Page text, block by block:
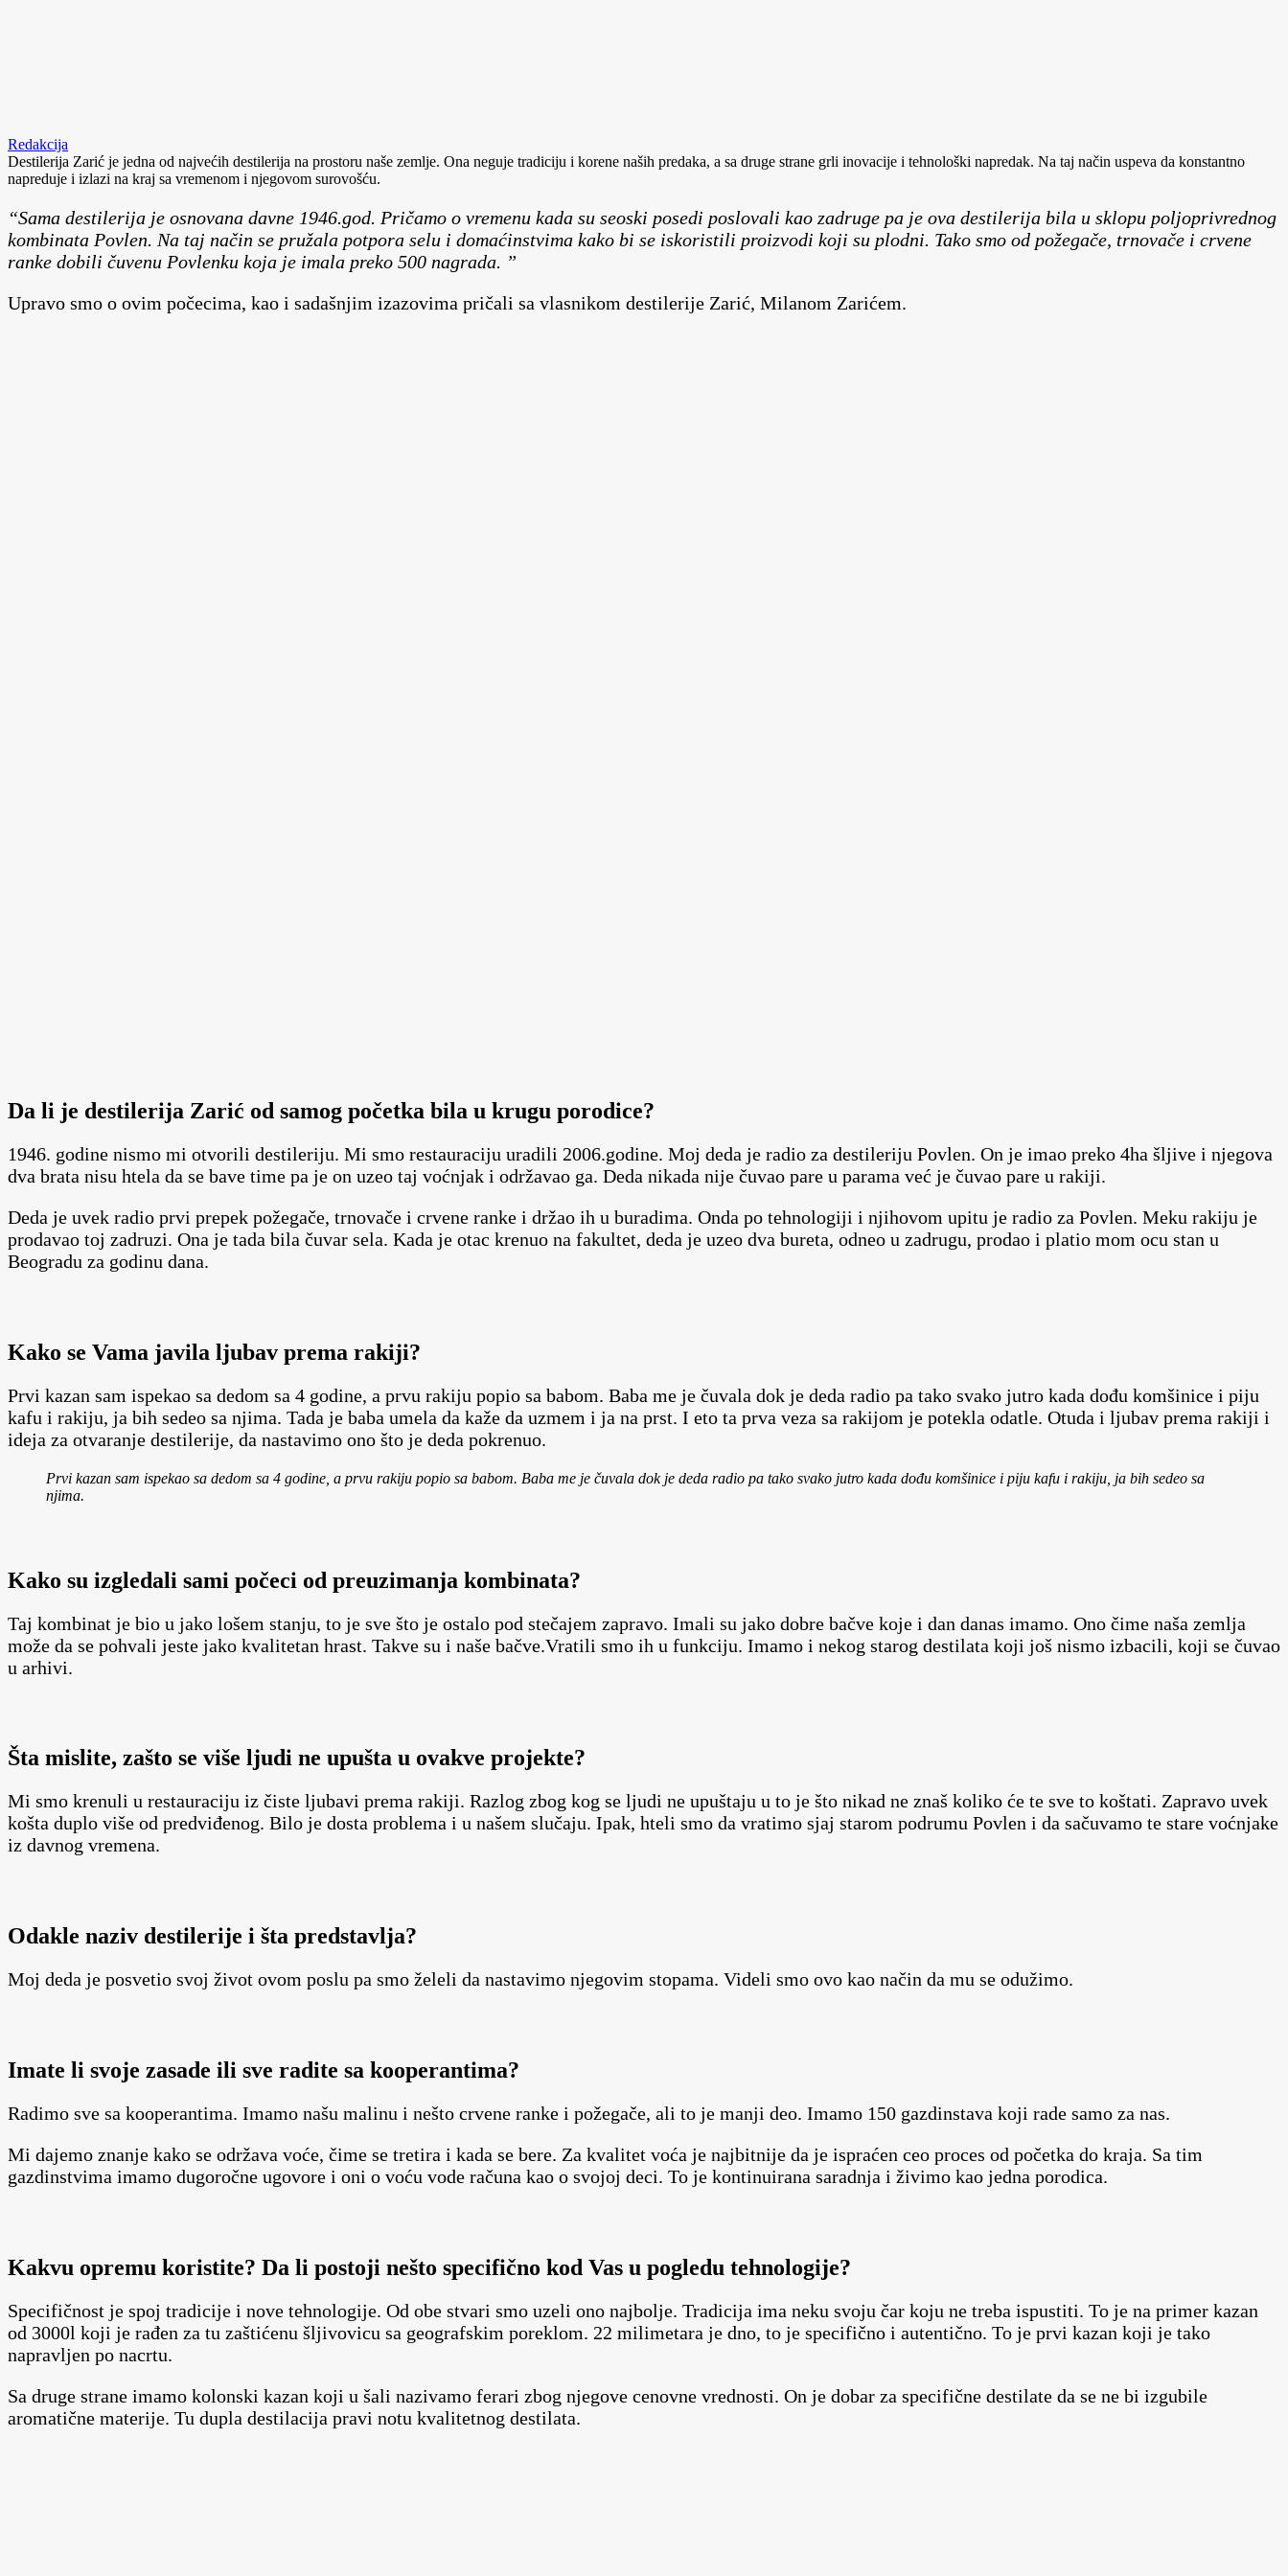
Redakcija
Destilerija Zarić je jedna od najvećih destilerija na prostoru naše zemlje. Ona neguje tradiciju i korene naših predaka, a sa druge strane grli inovacije i tehnološki napredak. Na taj način uspeva da konstantno
napreduje i izlazi na kraj sa vremenom i njegovom surovošću.
“Sama destilerija je osnovana davne 1946.god. Pričamo o vremenu kada su seoski posedi poslovali kao zadruge pa je ova destilerija bila u sklopu poljoprivrednog
kombinata Povlen. Na taj način se pružala potpora selu i domaćinstvima kako bi se iskoristili proizvodi koji su plodni. Tako smo od požegače, trnovače i crvene
ranke dobili čuvenu Povlenku koja je imala preko 500 nagrada. ”
Upravo smo o ovim počecima, kao i sadašnjim izazovima pričali sa vlasnikom destilerije Zarić, Milanom Zarićem.
Da li je destilerija Zarić od samog početka bila u krugu porodice?
1946. godine nismo mi otvorili destileriju. Mi smo restauraciju uradili 2006.godine. Moj deda je radio za destileriju Povlen. On je imao preko 4ha šljive i njegova
dva brata nisu htela da se bave time pa je on uzeo taj voćnjak i održavao ga. Deda nikada nije čuvao pare u parama već je čuvao pare u rakiji.
Deda je uvek radio prvi prepek požegače, trnovače i crvene ranke i držao ih u buradima. Onda po tehnologiji i njihovom upitu je radio za Povlen. Meku rakiju je
prodavao toj zadruzi. Ona je tada bila čuvar sela. Kada je otac krenuo na fakultet, deda je uzeo dva bureta, odneo u zadrugu, prodao i platio mom ocu stan u
Beogradu za godinu dana.
Kako se Vama javila ljubav prema rakiji?
Prvi kazan sam ispekao sa dedom sa 4 godine, a prvu rakiju popio sa babom. Baba me je čuvala dok je deda radio pa tako svako jutro kada dođu komšinice i piju
kafu i rakiju, ja bih sedeo sa njima. Tada je baba umela da kaže da uzmem i ja na prst. I eto ta prva veza sa rakijom je potekla odatle. Otuda i ljubav prema rakiji i
ideja za otvaranje destilerije, da nastavimo ono što je deda pokrenuo.
Prvi kazan sam ispekao sa dedom sa 4 godine, a prvu rakiju popio sa babom. Baba me je čuvala dok je deda radio pa tako svako jutro kada dođu komšinice i piju kafu i rakiju, ja bih sedeo sa
njima.
Kako su izgledali sami počeci od preuzimanja kombinata?
Taj kombinat je bio u jako lošem stanju, to je sve što je ostalo pod stečajem zapravo. Imali su jako dobre bačve koje i dan danas imamo. Ono čime naša zemlja
može da se pohvali jeste jako kvalitetan hrast. Takve su i naše bačve.Vratili smo ih u funkciju. Imamo i nekog starog destilata koji još nismo izbacili, koji se čuvao
u arhivi.
Šta mislite, zašto se više ljudi ne upušta u ovakve projekte?
Mi smo krenuli u restauraciju iz čiste ljubavi prema rakiji. Razlog zbog kog se ljudi ne upuštaju u to je što nikad ne znaš koliko će te sve to koštati. Zapravo uvek
košta duplo više od predviđenog. Bilo je dosta problema i u našem slučaju. Ipak, hteli smo da vratimo sjaj starom podrumu Povlen i da sačuvamo te stare voćnjake
iz davnog vremena.
Odakle naziv destilerije i šta predstavlja?
Moj deda je posvetio svoj život ovom poslu pa smo želeli da nastavimo njegovim stopama. Videli smo ovo kao način da mu se odužimo.
Imate li svoje zasade ili sve radite sa kooperantima?
Radimo sve sa kooperantima. Imamo našu malinu i nešto crvene ranke i požegače, ali to je manji deo. Imamo 150 gazdinstava koji rade samo za nas.
Mi dajemo znanje kako se održava voće, čime se tretira i kada se bere. Za kvalitet voća je najbitnije da je ispraćen ceo proces od početka do kraja. Sa tim
gazdinstvima imamo dugoročne ugovore i oni o voću vode računa kao o svojoj deci. To je kontinuirana saradnja i živimo kao jedna porodica.
Kakvu opremu koristite? Da li postoji nešto specifično kod Vas u pogledu tehnologije?
Specifičnost je spoj tradicije i nove tehnologije. Od obe stvari smo uzeli ono najbolje. Tradicija ima neku svoju čar koju ne treba ispustiti. To je na primer kazan
od 3000l koji je rađen za tu zaštićenu šljivovicu sa geografskim poreklom. 22 milimetara je dno, to je specifično i autentično. To je prvi kazan koji je tako
napravljen po nacrtu.
Sa druge strane imamo kolonski kazan koji u šali nazivamo ferari zbog njegove cenovne vrednosti. On je dobar za specifične destilate da se ne bi izgubile
aromatične materije. Tu dupla destilacija pravi notu kvalitetnog destilata.